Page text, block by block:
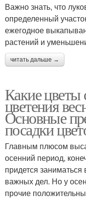
Важно знать, что
определенный
ежегодное
растений и
читать дальше →
Какие
цветения
Основные
посадки
Главным плюсом
осенний период,
придется заниматься
важных дел. Но у
прочие